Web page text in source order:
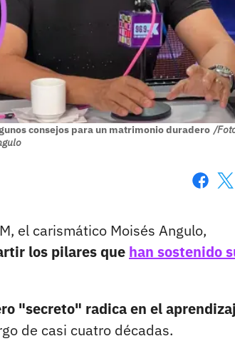
consejos para un matrimonio duradero /
el carismático Moisés Angulo,
los pilares que han sostenido
"secreto" radica en el
de casi cuatro décadas.